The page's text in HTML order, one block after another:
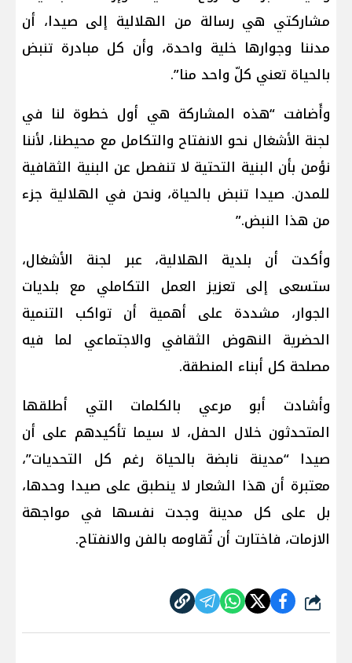
مشاركتي هي رسالة من الهلالية إلى صيدا، أن
مدننا وجوارها خلية واحدة، وأن كل مبادرة تنبض
بالحياة تعني كلّ واحد منا”.
وأَضافت “هذه المشاركة هي أول خطوة لنا في
لجنة الأشغال نحو الانفتاح والتكامل مع محيطنا، لأننا
نؤمن بأن البنية التحتية لا تنفصل عن البنية الثقافية
للمدن. صيدا تنبض بالحياة، ونحن في الهلالية جزء
من هذا النبض.”
وأكدت أن بلدية الهلالية، عبر لجنة الأشغال،
ستسعى إلى تعزيز العمل التكاملي مع بلديات
الجوار، مشددة على أهمية أن تواكب التنمية
الحضرية النهوض الثقافي والاجتماعي لما فيه
مصلحة كل أبناء المنطقة.
وأشادت أبو مرعي بالكلمات التي أطلقها
المتحدثون خلال الحفل، لا سيما تأكيدهم على أن
صيدا “مدينة نابضة بالحياة رغم كل التحديات”،
معتبرة أن هذا الشعار لا ينطبق على صيدا وحدها،
بل على كل مدينة وجدت نفسها في مواجهة
الازمات، فاختارت أن تُقاومه بالفن والانفتاح.
شارك